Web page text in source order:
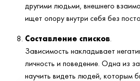
другими людьми, внешнего
ищет опору внутри себя без
Составление списков
Зависимость накладывает
личность и поведение. Одна из
научить видеть людей, которым